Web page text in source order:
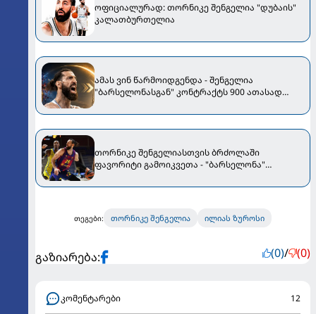
ოფიციალურად: თორნიკე შენგელია "დუბაის"
კალათბურთელია
ამას ვინ წარმოიდგენდა - შენგელია
"ბარსელონასგან" კონტრაქტს 900 ათასად
თორნიკე შენგელიასთვის ბრძოლაში
ფავორიტი გამოიკვეთა - "ბარსელონა"
თეგები: თორნიკე შენგელია ილიას ზუროსი
გაზიარება: (0)/ (0)
კომენტარები 12